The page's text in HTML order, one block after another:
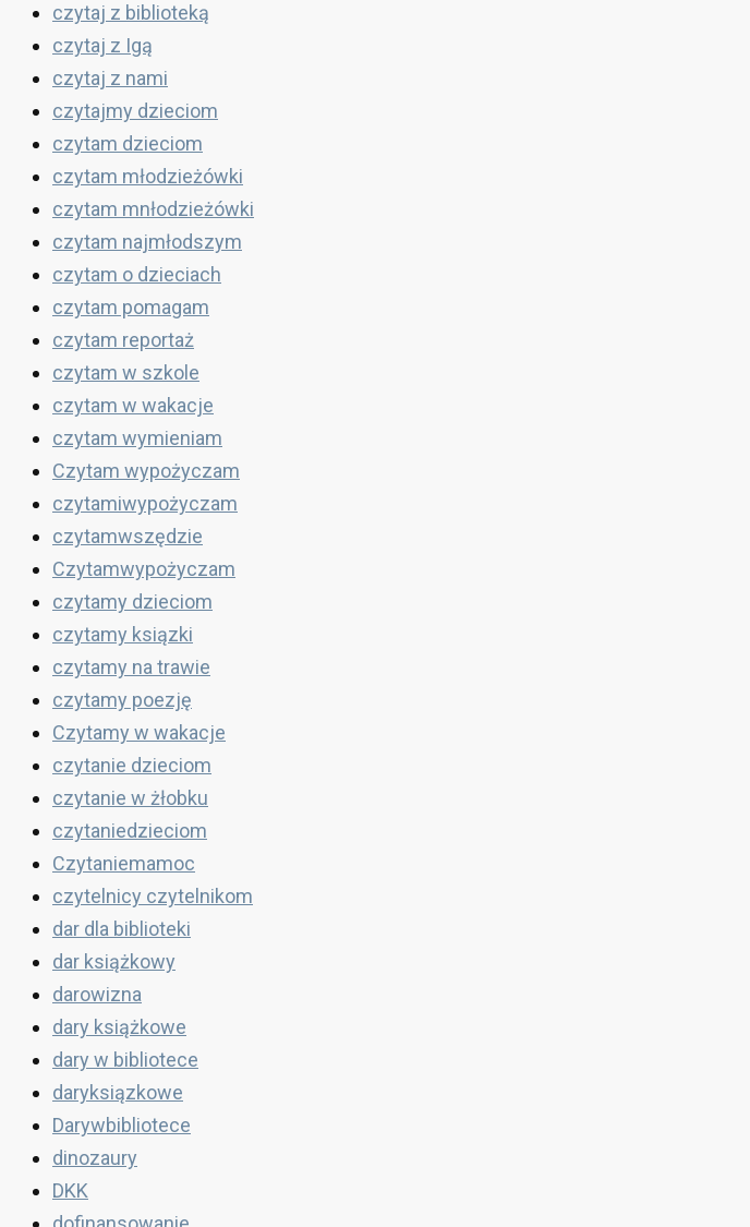
czytaj z biblioteką
czytaj z Igą
czytaj z nami
czytajmy dzieciom
czytam dzieciom
czytam młodzieżówki
czytam mnłodzieżówki
czytam najmłodszym
czytam o dzieciach
czytam pomagam
czytam reportaż
czytam w szkole
czytam w wakacje
czytam wymieniam
Czytam wypożyczam
czytamiwypożyczam
czytamwszędzie
Czytamwypożyczam
czytamy dzieciom
czytamy ksiązki
czytamy na trawie
czytamy poezję
Czytamy w wakacje
czytanie dzieciom
czytanie w żłobku
czytaniedzieciom
Czytaniemamoc
czytelnicy czytelnikom
dar dla biblioteki
dar książkowy
darowizna
dary książkowe
dary w bibliotece
daryksiązkowe
Darywbibliotece
dinozaury
DKK